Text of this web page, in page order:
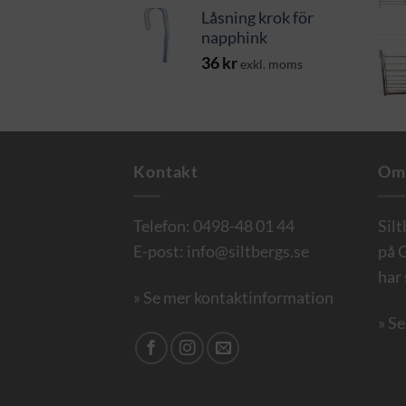
Låsning krok för
napphink
36krexkl. moms
Kontakt
Telefon: 0498-48 01 44
E-post: info@siltbergs.se
» Se mer kontaktinformation
på
har
»